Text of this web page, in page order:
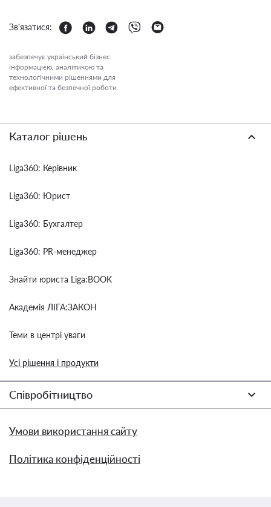
Зв'язатися:
забезпечує український бізнес
інформацією, аналітикою та
технологічними рішеннями для
ефективної та безпечної роботи.
Каталог рішень
Liga360: Керівник
Liga360: Юрист
Liga360: Бухгалтер
Liga360: PR-менеджер
Знайти юриста Liga:BOOK
Академія ЛІГА:ЗАКОН
Теми в центрі уваги
Усі рішення і продукти
Співробітництво
Умови використання сайту
Політика конфіденційності